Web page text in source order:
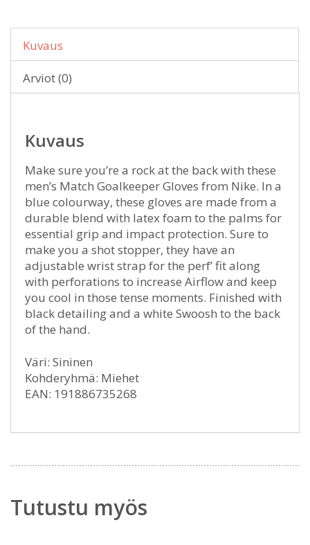
Kuvaus
Arviot (0)
Kuvaus
Make sure you’re a rock at the back with these
men’s Match Goalkeeper Gloves from Nike. In a
blue colourway, these gloves are made from a
durable blend with latex foam to the palms for
essential grip and impact protection. Sure to
make you a shot stopper, they have an
adjustable wrist strap for the perf’ fit along
with perforations to increase Airflow and keep
you cool in those tense moments. Finished with
black detailing and a white Swoosh to the back
of the hand.
Väri: Sininen
Kohderyhmä: Miehet
EAN: 191886735268
Tutustu myös